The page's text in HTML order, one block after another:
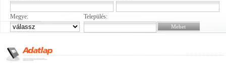
Megye: Település: